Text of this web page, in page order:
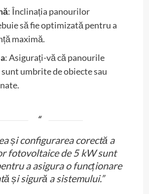
: Înclinația panourilor
să fie optimizată pentru a
maximă.
: Asigurați-vă că panourile
umbrite de obiecte sau
și configurarea corectă a
fotovoltaice de 5 kW sunt
a asigura o funcționare
și sigură a sistemului.”